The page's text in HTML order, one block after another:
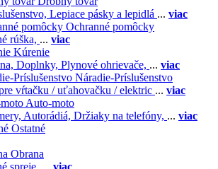
Lepiace pásky a lepidlá ... viac
Ochranné pomôcky
rúška, ... viac
Kúrenie
Doplnky, Plynové ohrievače, ... viac
Náradie-Príslušenstvo
vŕtačku / uťahovačku / elektric ... viac
Auto-moto
Autorádiá, Držiaky na telefóny, ... viac
Ostatné
Obrana
spreje, ... viac